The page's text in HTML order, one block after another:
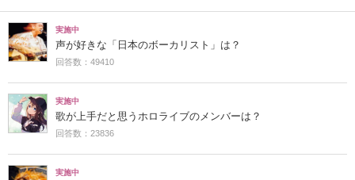
実施中
声が好きな「日本のボーカリスト」は？
回答数：49410
実施中
歌が上手だと思うホロライブのメンバーは？
回答数：23836
実施中